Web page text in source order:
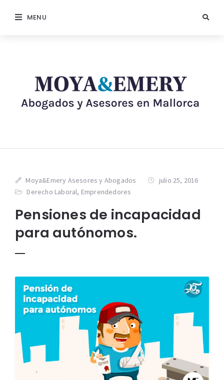
MENU
Moya&Emery Asesores y Abogados
julio 25, 2016
Derecho Laboral, Emprendedores
Pensiones de incapacidad
para autónomos.